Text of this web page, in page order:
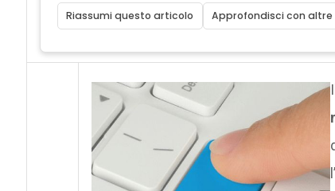
Riassumi questo articolo Approfondisci con